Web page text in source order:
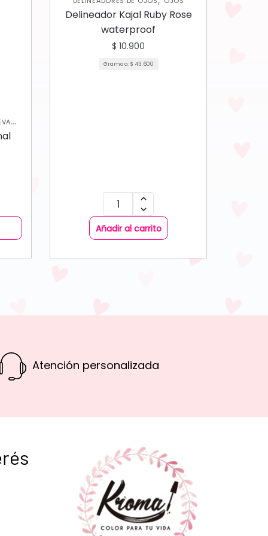
Delineador Kajal Ruby Rose
waterproof
$ 10.900
Gramo a:$ 43.600
Añadir al carrito
Atención personalizada